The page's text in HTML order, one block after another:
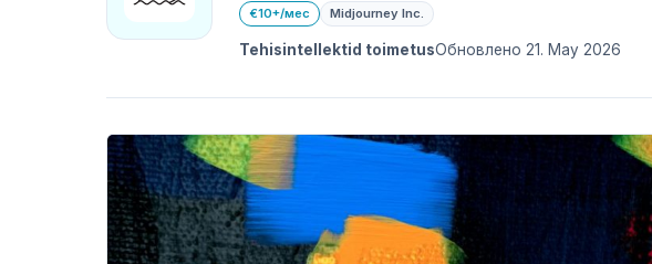
€10+/мес Midjourney Inc.
Tehisintellektid toimetusОбновлено 21. May 2026